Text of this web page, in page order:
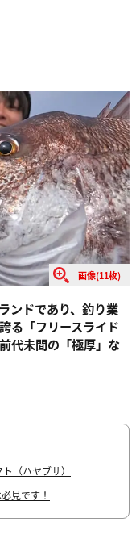
画像(11枚)
ンドであり、釣り業
る「フリースライド
代未聞の「極厚」な
（ハヤブサ）
見です！